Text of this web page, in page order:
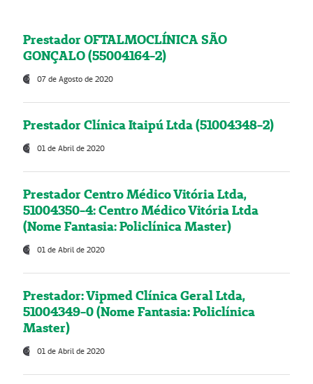
Prestador OFTALMOCLÍNICA SÃO
GONÇALO (55004164-2)
07 de Agosto de 2020
Prestador Clínica Itaipú Ltda (51004348-2)
01 de Abril de 2020
Prestador Centro Médico Vitória Ltda,
51004350-4: Centro Médico Vitória Ltda
(Nome Fantasia: Policlínica Master)
01 de Abril de 2020
Prestador: Vipmed Clínica Geral Ltda,
51004349-0 (Nome Fantasia: Policlínica
Master)
01 de Abril de 2020